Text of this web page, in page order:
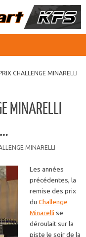
CHALLENGE MINARELLI
MINARELLI
MINARELLI
Les années
précédentes, la
remise des prix
du Challenge
Minarelli se
déroulait sur la
piste le soir de la